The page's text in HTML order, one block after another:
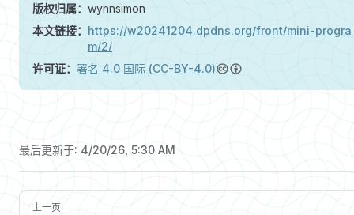
版权归属： wynnsimon
本文链接： https://w20241204.dpdns.org/front/mini-progra
m/2/
许可证： 署名 4.0 国际 (CC-BY-4.0)
最后更新于: 4/20/26, 5:30 AM
上一页